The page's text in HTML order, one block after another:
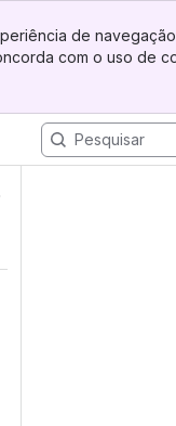
de
com o uso de